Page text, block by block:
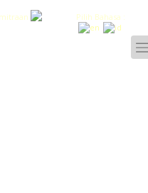
Pilih Bahasa :